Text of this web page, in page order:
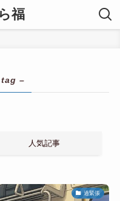
福
–
人気記事
過緊張